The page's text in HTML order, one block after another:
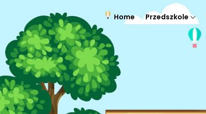
Home Przedszkole